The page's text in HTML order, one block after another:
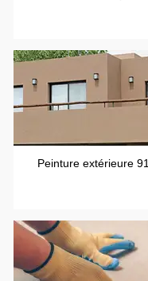
Peinture extérieure 91